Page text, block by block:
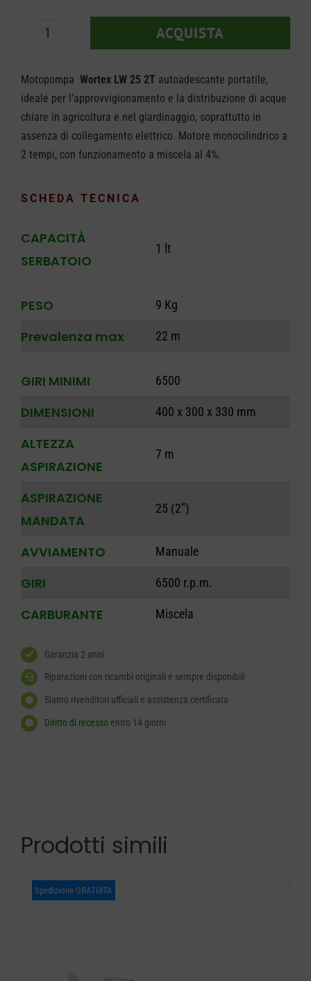
Motopompa
LW
25
2T
quantità
ACQUISTA
Motopompa Wortex LW 25 2T autoadescante portatile,
ideale per l’approvvigionamento e la distribuzione di acque
chiare in agricoltura e nel giardinaggio, soprattutto in
assenza di collegamento elettrico. Motore monocilindrico a
2 tempi, con funzionamento a miscela al 4%.
SCHEDA TECNICA
CAPACITÀ
SERBATOIO
1 lt
PESO 9 Kg
Prevalenza max 22 m
GIRI MINIMI 6500
DIMENSIONI 400 x 300 x 330 mm
ALTEZZA
ASPIRAZIONE
7 m
ASPIRAZIONE
MANDATA
25 (2”)
AVVIAMENTO Manuale
GIRI 6500 r.p.m.
CARBURANTE Miscela
Garanzia 2 anni
Riparazioni con ricambi originali e sempre disponibili
Siamo rivenditori ufficiali e assistenza certificata
Diritto di recessoentro 14 giorni
Prodotti simili
Spedizione GRATUITA